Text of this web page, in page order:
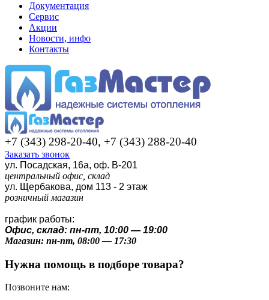
Документация
Сервис
Акции
Новости, инфо
Контакты
+7 (343) 298-20-40, +7 (343) 288-20-40
Заказать звонок
ул. Посадская, 16а, оф. В-201
центральный офис, склад
ул. Щербакова, дом 113 - 2 этаж
розничный магазин
график работы:
Офис, склад: пн-пт, 10:00 — 19:00
Магазин: пн-пт, 08:00 — 17:30
Нужна помощь в подборе товара?
Позвоните нам: